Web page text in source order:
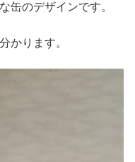
缶のデザインです。
かります。